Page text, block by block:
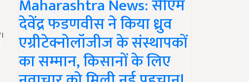
Maharashtra News: सीएम
देवेंद्र फडणवीस ने किया ध्रुव
एग्रीटेक्नोलॉजीज के संस्थापकों
का सम्मान, किसानों के लिए